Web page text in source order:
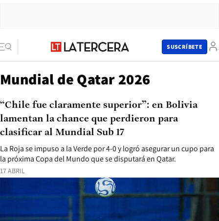
SUSCRÍBETE
Mundial de Qatar 2026
17 ABRIL
La Roja se impuso a la Verde por 4-0 y logró asegurar un cupo para
la próxima Copa del Mundo que se disputará en Qatar.
“Chile fue claramente superior”: en Bolivia
lamentan la chance que perdieron para
clasificar al Mundial Sub 17